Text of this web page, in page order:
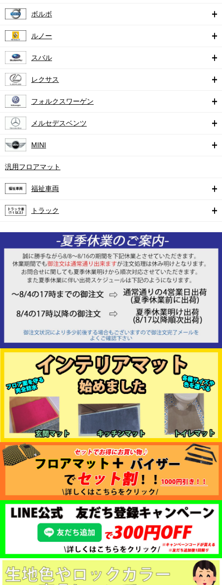
ボルボ
ルノー
スバル
レクサス
フォルクスワーゲン
メルセデスベンツ
MINI
汎用フロアマット
福祉車両
トラック